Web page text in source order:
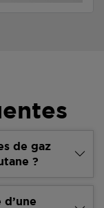
de gaz
?